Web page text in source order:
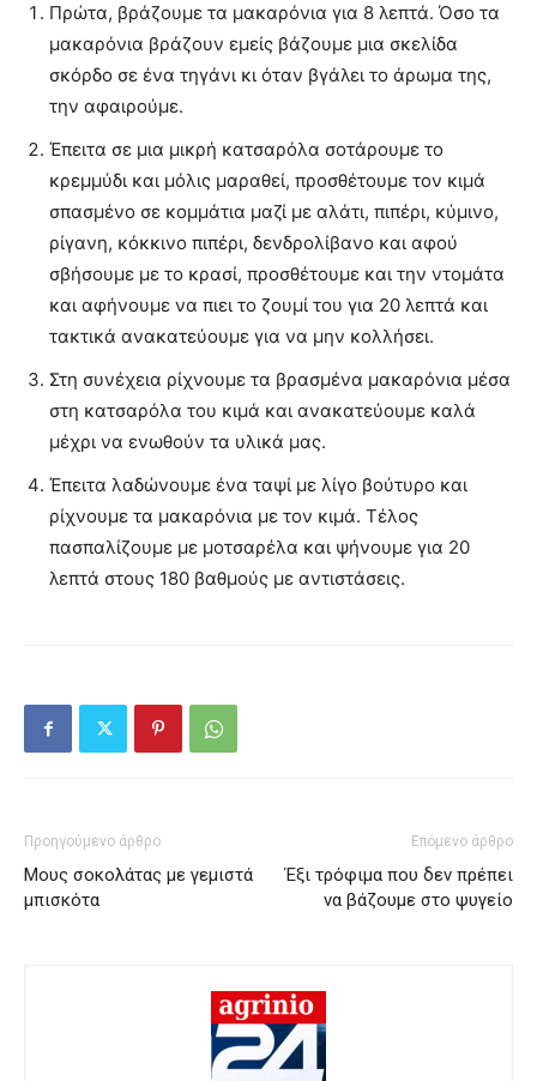
Πρώτα, βράζουμε τα μακαρόνια για 8 λεπτά. Όσο τα
μακαρόνια βράζουν εμείς βάζουμε μια σκελίδα
σκόρδο σε ένα τηγάνι κι όταν βγάλει το άρωμα της,
την αφαιρούμε.
Έπειτα σε μια μικρή κατσαρόλα σοτάρουμε το
κρεμμύδι και μόλις μαραθεί, προσθέτουμε τον κιμά
σπασμένο σε κομμάτια μαζί με αλάτι, πιπέρι, κύμινο,
ρίγανη, κόκκινο πιπέρι, δενδρολίβανο και αφού
σβήσουμε με το κρασί, προσθέτουμε και την ντομάτα
και αφήνουμε να πιει το ζουμί του για 20 λεπτά και
τακτικά ανακατεύουμε για να μην κολλήσει.
Στη συνέχεια ρίχνουμε τα βρασμένα μακαρόνια μέσα
στη κατσαρόλα του κιμά και ανακατεύουμε καλά
μέχρι να ενωθούν τα υλικά μας.
Έπειτα λαδώνουμε ένα ταψί με λίγο βούτυρο και
ρίχνουμε τα μακαρόνια με τον κιμά. Τέλος
πασπαλίζουμε με μοτσαρέλα και ψήνουμε για 20
λεπτά στους 180 βαθμούς με αντιστάσεις.
Προηγούμενο άρθρο
Μους σοκολάτας με γεμιστά
μπισκότα
Επόμενο άρθρο
Έξι τρόφιμα που δεν πρέπει
να βάζουμε στο ψυγείο